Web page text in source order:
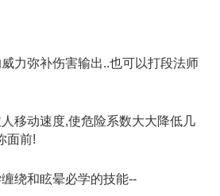
弥补伤害输出..也可以打段法师
动速度,使危险系数大大降低几
面前!
和眩晕必学的技能--